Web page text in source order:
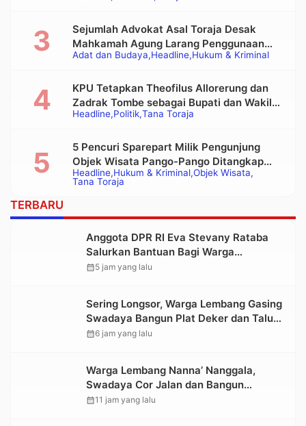
Adat dan Budaya Headline Hukum & Kriminal
Sejumlah Advokat Asal Toraja Desak
Mahkamah Agung Larang Penggunaan
Alat Berat pada Eksekusi Rumah Adat
Headline Politik Tana Toraja
KPU Tetapkan Theofilus Allorerung dan
Zadrak Tombe sebagai Bupati dan Wakil
Bupati Tana Toraja Terpilih
Headline Hukum & Kriminal Objek Wisata
Tana Toraja
5 Pencuri Sparepart Milik Pengunjung
Objek Wisata Pango-Pango Ditangkap
Polisi
TERBARU
Anggota DPR RI Eva Stevany Rataba
Salurkan Bantuan Bagi Warga
Terdampak Longsor di Buntu Pepasan
calendar_month5 jam yang lalu
Sering Longsor, Warga Lembang Gasing
Swadaya Bangun Plat Deker dan Talut
Jalan Penghubung Antar Lembang
calendar_month6 jam yang lalu
Warga Lembang Nanna’ Nanggala,
Swadaya Cor Jalan dan Bangun
Jembatan
calendar_month11 jam yang lalu